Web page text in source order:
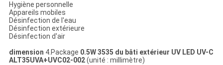
Hygiène personnelle
Appareils mobiles
Désinfection de l'eau
Désinfection extérieure
Désinfection d'air
dimension 4.Package 0.5W 3535 du bâti extérieur UV LED UV-C
ALT35UVA+UVC02-002(unité : millimètre)